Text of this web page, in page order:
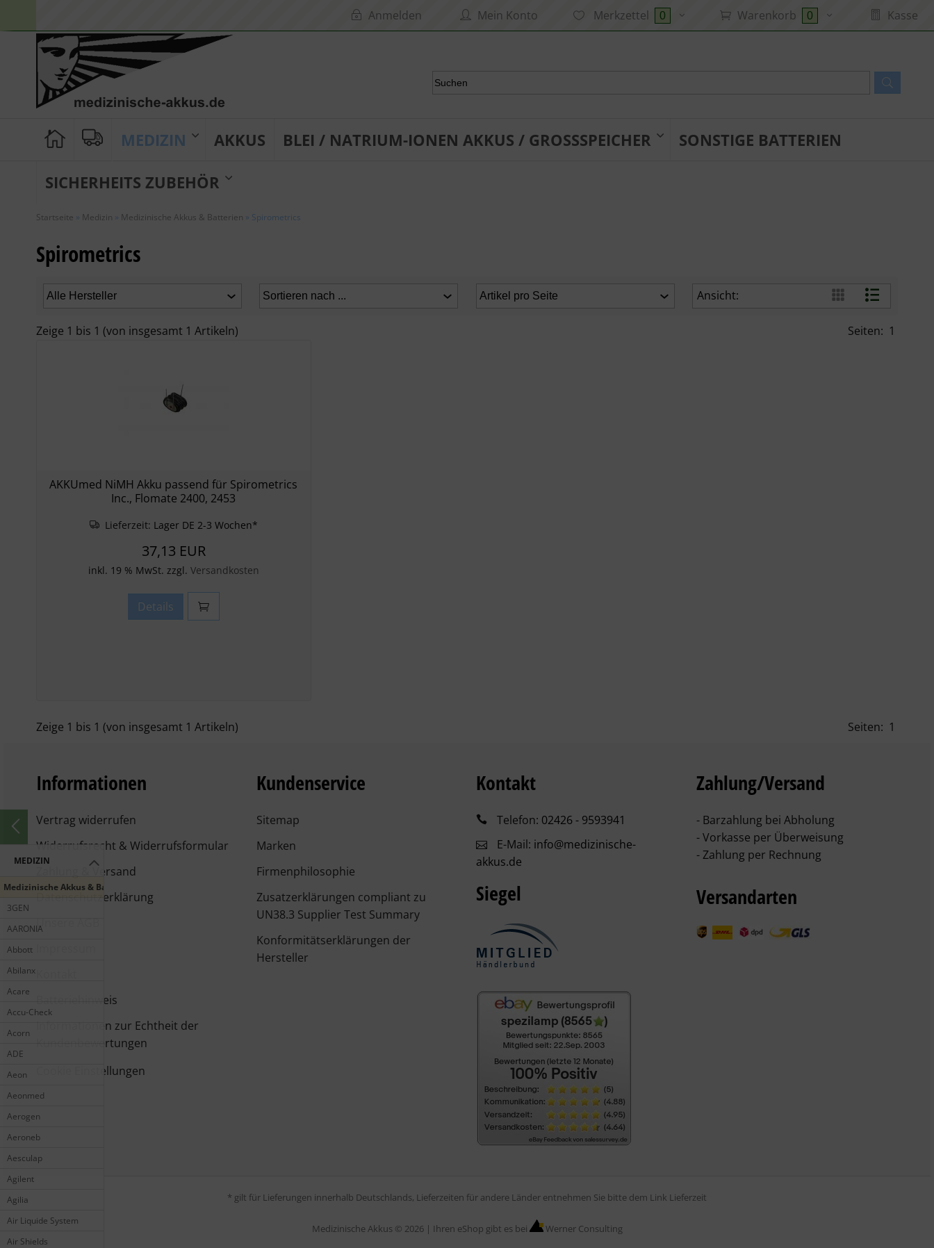
Anmelden Mein Konto Merkzettel 0 Warenkorb 0 Kasse
MEDIZIN AKKUS BLEI / NATRIUM-IONEN AKKUS / GROSSSPEICHER SONSTIGE BATTERIEN
SICHERHEITS ZUBEHÖR
MEDIZIN
Medizinische Akkus & Batterien
3GEN
AARONIA
Abbott
Abilanx
Acare
Accu-Check
Acorn
ADE
Aeon
Aeonmed
Aerogen
Aeroneb
Aesculap
Agilent
Agilia
Air Liquide System
Air Shields
Startseite » Medizin » Medizinische Akkus & Batterien » Spirometrics
Spirometrics
Ansicht:
Zeige 1 bis 1 (von insgesamt 1 Artikeln) Seiten: 1
AKKUmed NiMH Akku passend für Spirometrics
Inc., Flomate 2400, 2453
Lieferzeit: Lager DE 2-3 Wochen*
37,13 EUR
inkl. 19 % MwSt. zzgl. Versandkosten
Details
Zeige 1 bis 1 (von insgesamt 1 Artikeln) Seiten: 1
Informationen
Vertrag widerrufen
Widerrufsrecht & Widerrufsformular
Zahlung & Versand
Datenschutzerklärung
Unsere AGB
Batteriehinweis
Informationen zur Echtheit der
Kundenbewertungen
Cookie Einstellungen
Kundenservice
Sitemap
Marken
Firmenphilosophie
Zusatzerklärungen compliant zu
UN38.3 Supplier Test Summary
Konformitätserklärungen der
Hersteller
Kontakt
Telefon: 02426 - 9593941
E-Mail: info@medizinische-
akkus.de
Siegel
Zahlung/Versand
- Barzahlung bei Abholung
- Vorkasse per Überweisung
- Zahlung per Rechnung
Versandarten
* gilt für Lieferungen innerhalb Deutschlands, Lieferzeiten für andere Länder entnehmen Sie bitte dem Link Lieferzeit
Medizinische Akkus © 2026 | Ihren eShop gibt es bei Werner Consulting